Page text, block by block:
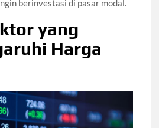
berinvestasi di pasar modal.
yang
Harga